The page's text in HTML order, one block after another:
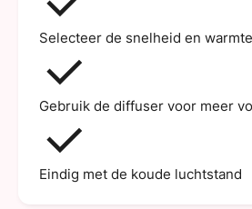
Selecteer de snelheid en warmte
Gebruik de diffuser voor meer
Eindig met de koude luchtstand